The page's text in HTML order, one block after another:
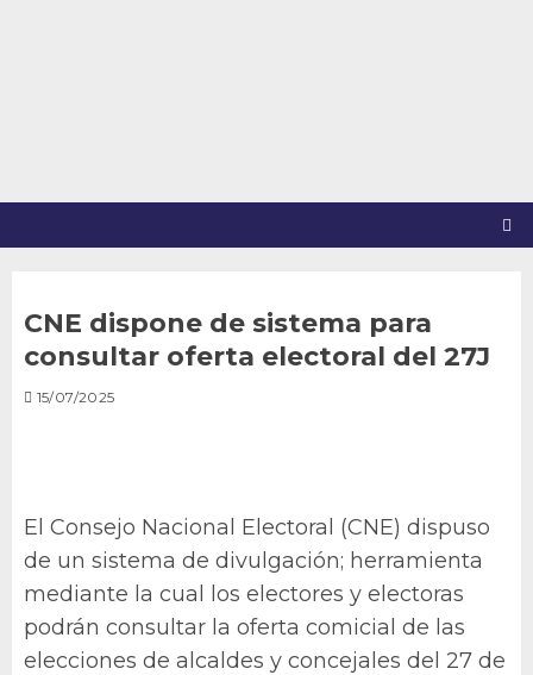
CNE dispone de sistema para
consultar oferta electoral del 27J
15/07/2025
El Consejo Nacional Electoral (CNE) dispuso
de un sistema de divulgación; herramienta
mediante la cual los electores y electoras
podrán consultar la oferta comicial de las
elecciones de alcaldes y concejales del 27 de